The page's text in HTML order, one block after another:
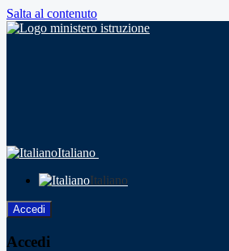
Salta al contenuto
Italiano
Italiano
Accedi
Accedi